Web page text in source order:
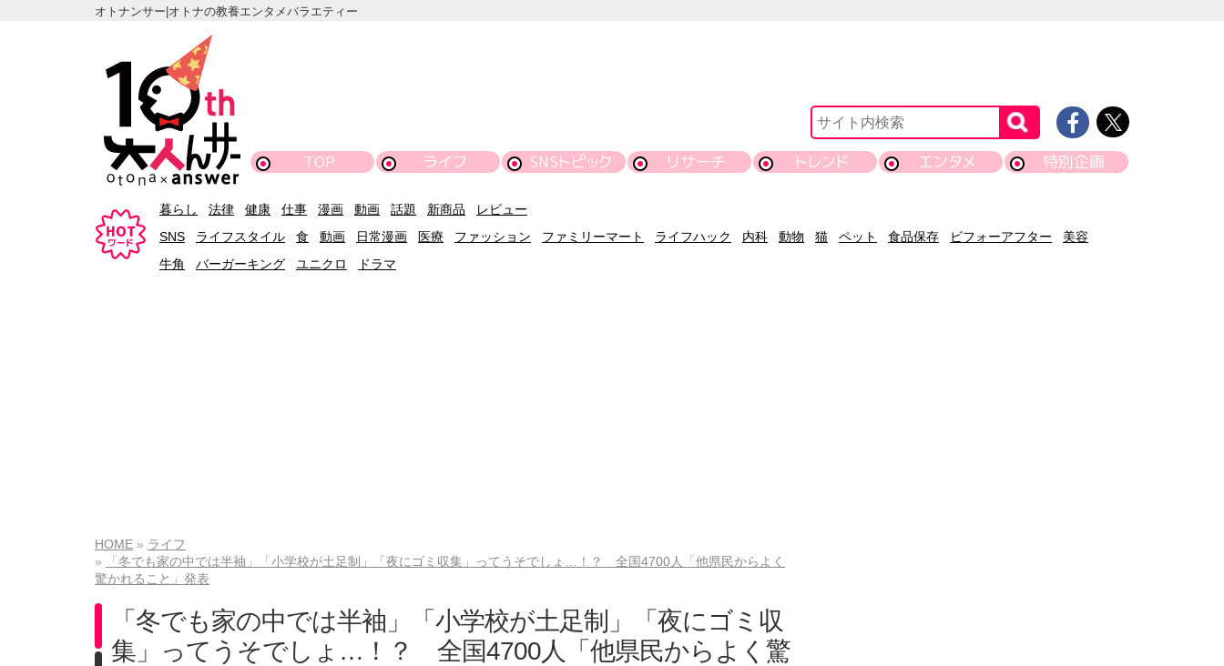
オトナンサー|オトナの教養エンタメバラエティー
TOP ライフ SNSトピック リサーチ トレンド エンタメ 特別企画
暮らし 法律 健康 仕事 漫画 動画 話題 新商品
レビュー
SNS
ライフスタイル 食 動画 日常漫画 医療 ファッション ファミリーマート ライフハック 内科 動物 猫 ペット 食品保存 ビフォーアフター
美容
牛角
バーガーキング ユニクロ ドラマ
HOME
ライフ
「冬でも家の中では半袖」「小学校が土足制」「夜にゴミ収集」ってうそでしょ…！？ 全国4700人「他県民からよく
驚かれること」発表
「冬でも家の中では半袖」「小学校が土足制」「夜にゴミ収
集」ってうそでしょ…！？ 全国4700人「他県民からよく驚